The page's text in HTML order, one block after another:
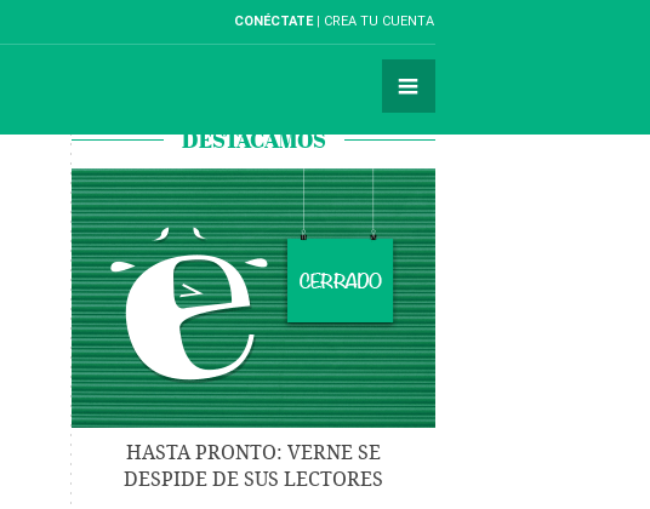
CONÉCTATE CREA TU CUENTA
DESTACAMOS
HASTA PRONTO: VERNE SE
DESPIDE DE SUS LECTORES